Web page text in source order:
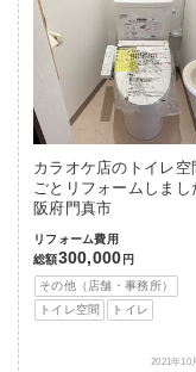
カラオケ店のトイレ空
ごとリフォームしまし
阪府門真市
リフォーム費用
総額300,000 円
その他（店舗・事務所）
トイレ空間
トイレ
2021年10